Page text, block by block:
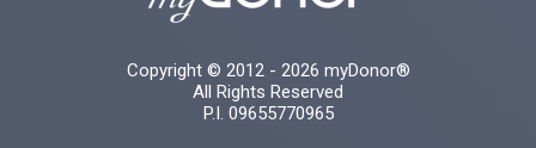
Copyright © 2012 - 2026 myDonor®
All Rights Reserved
P.I. 09655770965